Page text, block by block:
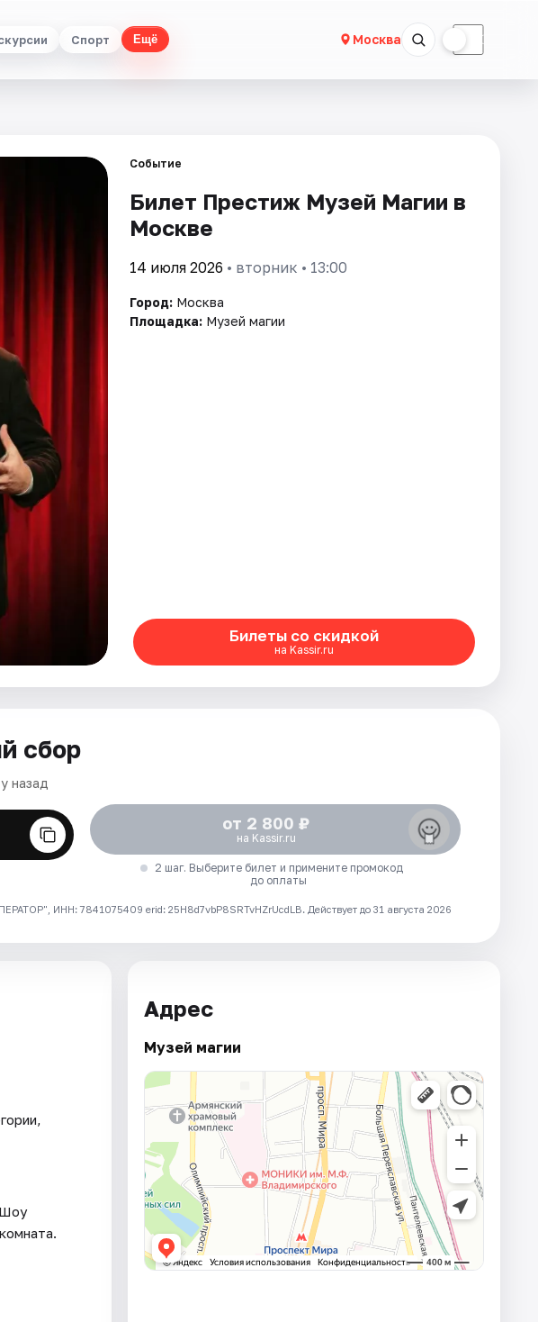
Спорт Ещё Москва ☾
Событие
Билет Престиж Музей Магии в
Москве
14 июля 2026 • вторник • 13:00
Город: Москва
Площадка: Музей магии
Билеты со скидкой
на Kassir.ru
сбор
назад
от 2 800 ₽
на Kassir.ru
2 шаг. Выберите билет и примените промокод
до оплаты
ИНН: 7841075409 erid: 25H8d7vbP8SRTvHZrUcdLB. Действует до 31 августа 2026
Шоу
Адрес
Музей магии